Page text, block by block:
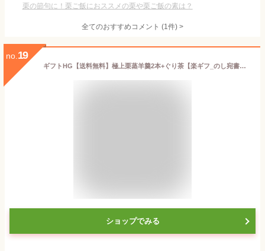
栗の節句に！栗ご飯におススメの栗や栗ご飯の素は？
全てのおすすめコメント (1件) >
no. 19
ギフトHG【送料無料】極上栗蒸羊羹2本+ぐり茶【楽ギフ_のし宛書】【送料無料、栗蒸しようかん、和スイーツ、和菓子、お菓子、伊豆、お土産、お取り寄せ】
ショップでみる